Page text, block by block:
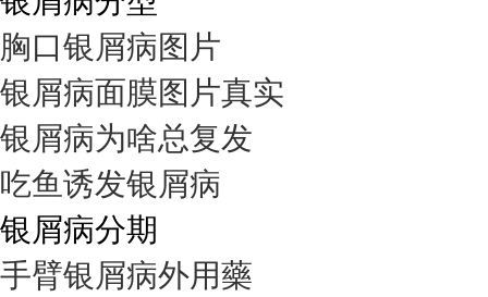
胸口银屑病图片
银屑病面膜图片真实
银屑病为啥总复发
吃鱼诱发银屑病
银屑病分期
手臂银屑病外用藥